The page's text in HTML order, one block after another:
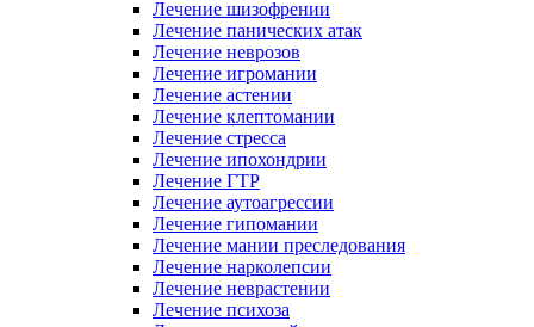
Лечение шизофрении
Лечение панических атак
Лечение неврозов
Лечение игромании
Лечение астении
Лечение клептомании
Лечение стресса
Лечение ипохондрии
Лечение ГТР
Лечение аутоагрессии
Лечение гипомании
Лечение мании преследования
Лечение нарколепсии
Лечение неврастении
Лечение психоза